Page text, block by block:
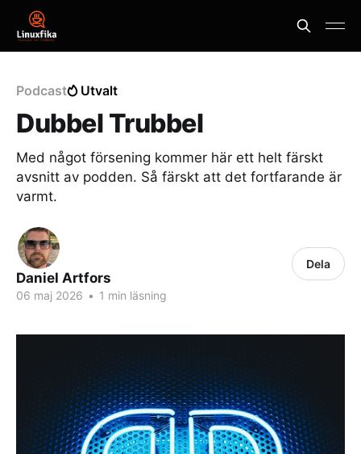
Podcast Utvalt
Dubbel Trubbel
Med något försening kommer här ett helt färskt
avsnitt av podden. Så färskt att det fortfarande är
varmt.
Daniel Artfors
06 maj 2026 • 1 min läsning
Dela